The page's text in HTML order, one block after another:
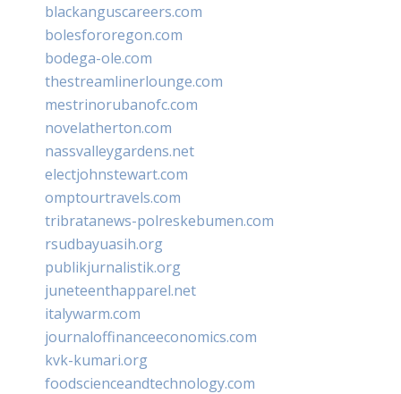
blackanguscareers.com
bolesfororegon.com
bodega-ole.com
thestreamlinerlounge.com
mestrinorubanofc.com
novelatherton.com
nassvalleygardens.net
electjohnstewart.com
omptourtravels.com
tribratanews-polreskebumen.com
rsudbayuasih.org
publikjurnalistik.org
juneteenthapparel.net
italywarm.com
journaloffinanceeconomics.com
kvk-kumari.org
foodscienceandtechnology.com